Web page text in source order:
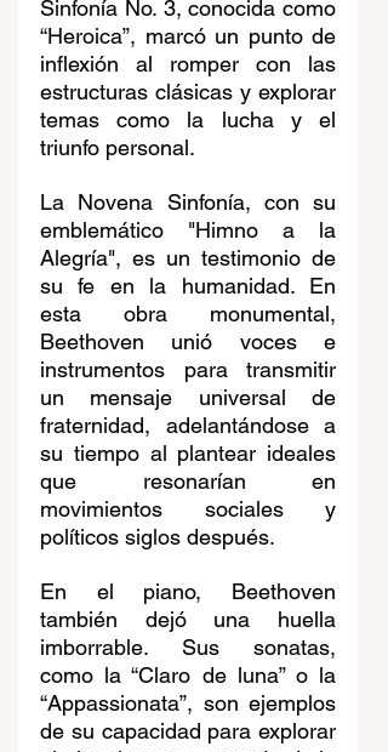
Sinfonía No. 3, conocida como
“Heroica”, marcó un punto de
inflexión al romper con las
estructuras clásicas y explorar
temas como la lucha y el
triunfo personal.
La Novena Sinfonía, con su
emblemático "Himno a la
Alegría", es un testimonio de
su fe en la humanidad. En
esta obra monumental,
Beethoven unió voces e
instrumentos para transmitir
un mensaje universal de
fraternidad, adelantándose a
su tiempo al plantear ideales
que resonarían en
movimientos sociales y
políticos siglos después.
En el piano, Beethoven
también dejó una huella
imborrable. Sus sonatas,
como la “Claro de luna” o la
“Appassionata”, son ejemplos
de su capacidad para explorar